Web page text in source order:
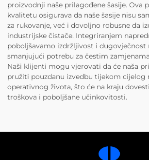
proizvodnji naše prilagođene šasije. Ova
kvalitetu osigurava da naše šasije nisu
za rukovanje, već i dovoljno robusne da
industrijske čistače. Integriranjem
poboljšavamo izdržljivost i dugovječnost
smanjujući potrebu za čestim
Naši klijenti mogu vjerovati da će naša
pružiti pouzdanu izvedbu tijekom cijelog
operativnog života, što će na kraju
troškova i poboljšane učinkovitosti.